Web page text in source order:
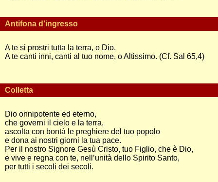
Antifona d'ingresso
A te si prostri tutta la terra, o Dio.
A te canti inni, canti al tuo nome, o Altissimo. (Cf. Sal 65,4)
Colletta
Dio onnipotente ed eterno,
che governi il cielo e la terra,
ascolta con bontà le preghiere del tuo popolo
e dona ai nostri giorni la tua pace.
Per il nostro Signore Gesù Cristo, tuo Figlio, che è Dio,
e vive e regna con te, nell’unità dello Spirito Santo,
per tutti i secoli dei secoli.